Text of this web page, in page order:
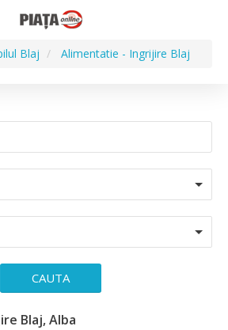
Blaj Alimentatie - Ingrijire Blaj
CAUTA
Blaj, Alba